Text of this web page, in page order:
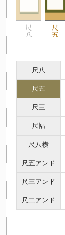
尺八
尺五
尺三
尺幅
尺八横
尺五アンド
尺三アンド
尺二アンド